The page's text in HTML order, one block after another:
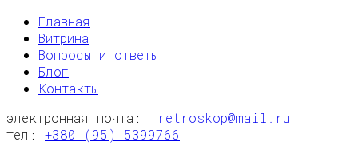
Главная
Витрина
Вопросы и ответы
Блог
Контакты
электронная почта:
retroskop@mail.ru
тел: +380 (95) 5399766